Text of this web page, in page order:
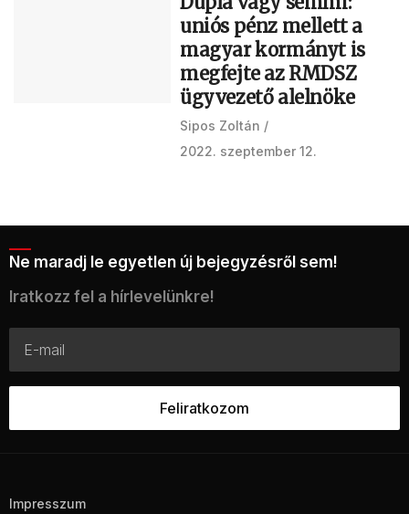
uniós pénz mellett a
magyar kormányt is
megfejte az RMDSZ
ügyvezető alelnöke
Sipos Zoltán
2022. szeptember 12.
Ne maradj le egyetlen új bejegyzésről sem!
Iratkozz fel a hírlevelünkre!
Impresszum